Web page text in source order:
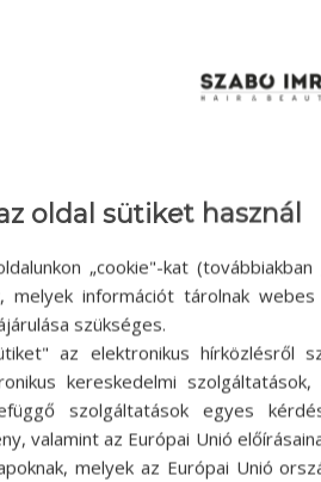
04-08 SZERZŐ: ADMIN SZI
oldal sütiket használ
„cookie"-kat
melyek információt tárolnak
szükséges.
az elektronikus hírközlésről
kereskedelmi
szolgáltatások egyes
valamint az Európai Unió
melyek az Európai Unió